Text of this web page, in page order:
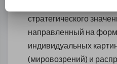
стратегического
направленный на
индивидуальных
(мировозрений) и